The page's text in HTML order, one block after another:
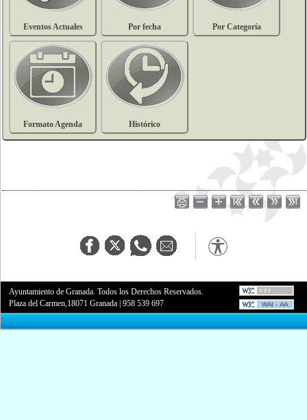
Eventos Actuales Por fecha Por Categoría
Formato Agenda Histórico
Ayuntamiento de Granada. Todos los Derechos Reservados.
Plaza del Carmen,18071 Granada |958 539 697